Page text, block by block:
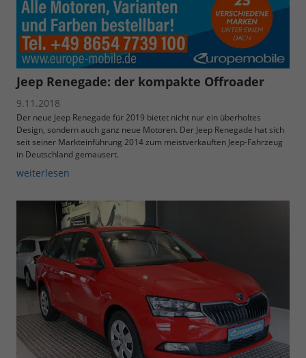
Jeep Renegade: der kompakte Offroader
9.11.2018
Der neue Jeep Renegade für 2019 bietet nicht nur ein überholtes
Design, sondern auch ganz neue Motoren. Der Jeep Renegade hat sich
seit seiner Markteinführung 2014 zum meistverkauften Jeep-Fahrzeug
in Deutschland gemausert.
weiterlesen